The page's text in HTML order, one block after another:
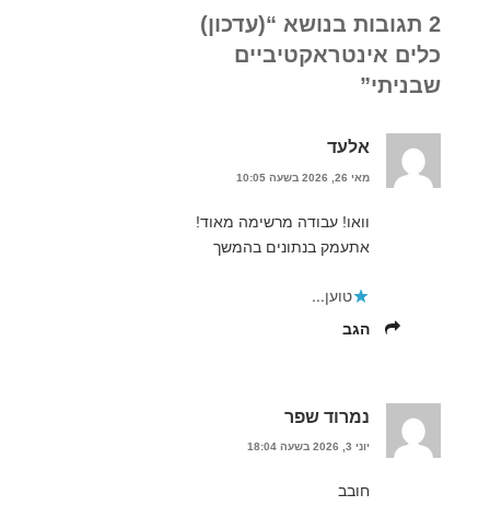
2 תגובות בנושא “(עדכון)
כלים אינטראקטיביים
שבניתי”
אלעד
מאי 26, 2026 בשעה 10:05
וואו! עבודה מרשימה מאוד!
אתעמק בנתונים בהמשך
טוען...
הגב
נמרוד שפר
יוני 3, 2026 בשעה 18:04
חובב